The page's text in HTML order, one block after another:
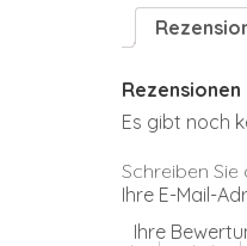
Rezensionen
Es gibt noch
Schreiben Sie
Ihre E-Mail-
Ihre